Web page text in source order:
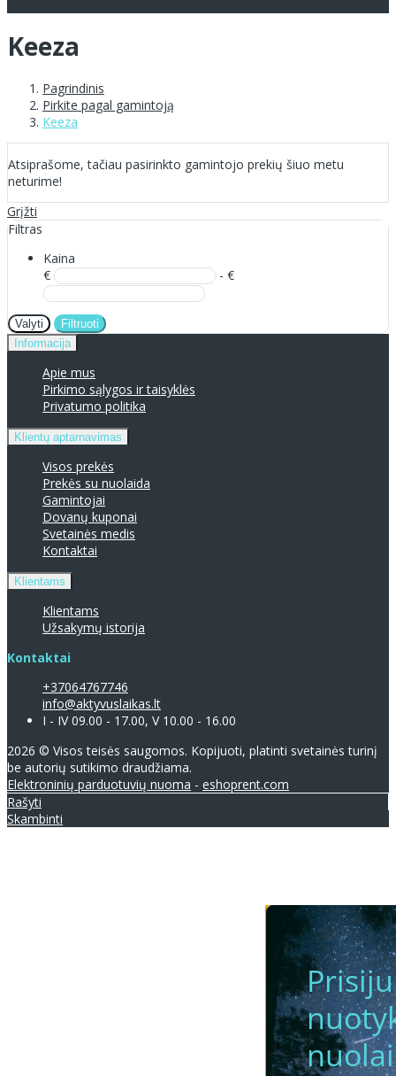
Keeza
Pagrindinis
Pirkite pagal gamintoją
Keeza
Atsiprašome, tačiau pasirinkto gamintojo prekių šiuo metu
neturime!
Grįžti
Filtras
Kaina
€
- €
Valyti
Filtruoti
Informacija
Apie mus
Pirkimo sąlygos ir taisyklės
Privatumo politika
Klientų aptarnavimas
Visos prekės
Prekės su nuolaida
Gamintojai
Dovanų kuponai
Svetainės medis
Kontaktai
Klientams
Klientams
Užsakymų istorija
Kontaktai
+37064767746
info@aktyvuslaikas.lt
I - IV 09.00 - 17.00, V 10.00 - 16.00
2026 © Visos teisės saugomos. Kopijuoti, platinti svetainės turinį
be autorių sutikimo draudžiama.
Elektroninių parduotuvių nuoma - eshoprent.com
Rašyti
Skambinti